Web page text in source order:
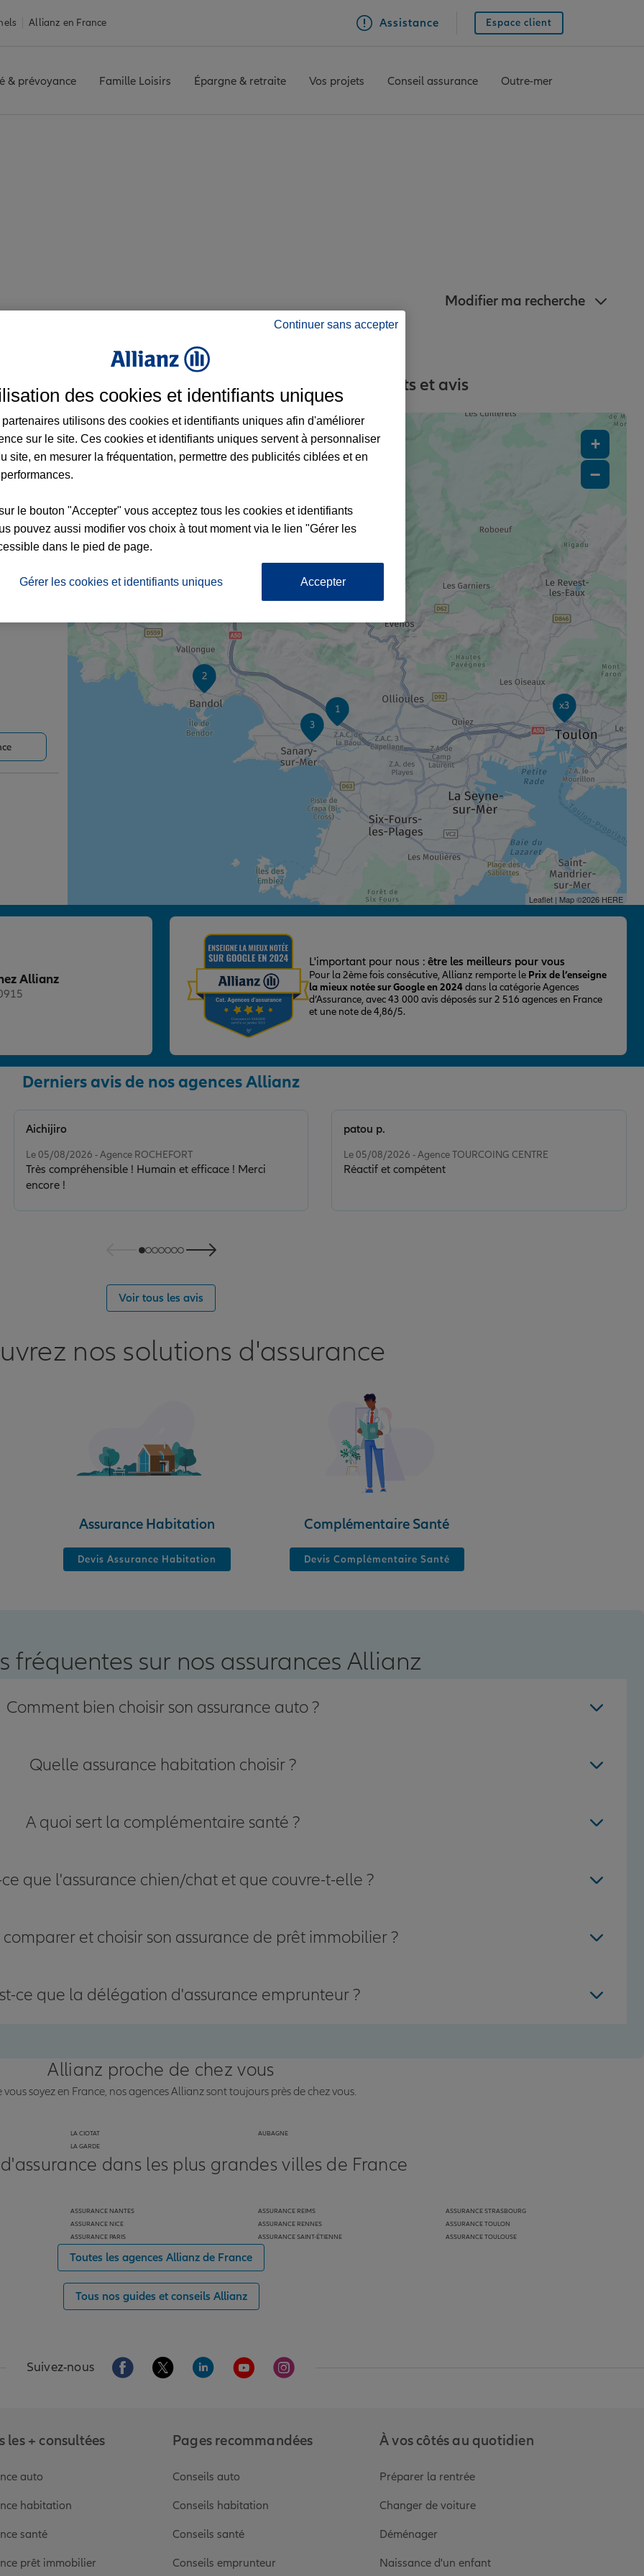
Allianz en France Assistance Espace client
& prévoyance Famille Loisirs Épargne & retraite Vos projets Conseil assurance Outre-mer
Modifier ma recherche
au Beausset et aux alentours : adresses, contacts et avis
4
2
x3
3
1
+
−
Leaflet| Map ©2026 HERE
Allianz
L'important pour nous : être les meilleurs pour vous
Pour la 2ème fois consécutive, Allianz remporte le Prix de l’enseigne
la mieux notée sur Google en 2024dans la catégorie Agences
d’Assurance, avec 43 000 avis déposés sur 2 516 agences en France
et une note de 4,86/5.
Derniers avis de nos agences Allianz
Le 05/08/2026 - Agence ROCHEFORT
Très compréhensible ! Humain et efficace ! Merci
encore !
Aichijiro
Le 05/08/2026 - Agence TOURCOING CENTRE
Réactif et compétent
patou p.
Voir tous les avis
nos solutions d'assurance
Assurance Habitation
Devis Assurance Habitation
Complémentaire Santé
Devis Complémentaire Santé
fréquentes sur nos assurances Allianz
Comment bien choisir son assurance auto ?
Quelle assurance habitation choisir ?
A quoi sert la complémentaire santé ?
que l'assurance chien/chat et que couvre-t-elle ?
et choisir son assurance de prêt immobilier ?
ce que la délégation d'assurance emprunteur ?
Allianz proche de chez vous
vous soyez en France, nos agences Allianz sont toujours près de chez vous.
LA CIOTAT
LA GARDE
AUBAGNE
dans les plus grandes villes de France
ASSURANCE NANTES
ASSURANCE NICE
ASSURANCE PARIS
ASSURANCE REIMS
ASSURANCE RENNES
ASSURANCE SAINT-ÉTIENNE
ASSURANCE STRASBOURG
ASSURANCE TOULON
ASSURANCE TOULOUSE
Toutes les agences Allianz de France
Tous nos guides et conseils Allianz
Suivez-nous Aller sur la page Facebook de Allianz
Aller sur la page Twitter de Allianz
Aller sur la page Linkedin de Allianz
Aller sur la page Youtube de Allianz
Aller sur la page Instagram de Allianz
les + consultées
auto
habitation
santé
prêt immobilier
Pages recommandées
Conseils auto
Conseils habitation
Conseils santé
Conseils emprunteur
À vos côtés au quotidien
Préparer la rentrée
Changer de voiture
Déménager
Naissance d'un enfant
Continuer sans accepter
des cookies et identifiants uniques
partenaires utilisons des cookies et identifiants uniques afin d'améliorer
sur le site. Ces cookies et identifiants uniques servent à personnaliser
site, en mesurer la fréquentation, permettre des publicités ciblées et en
le bouton "Accepter" vous acceptez tous les cookies et identifiants
pouvez aussi modifier vos choix à tout moment via le lien "Gérer les
dans le pied de page.
Gérer les cookies et identifiants uniques Accepter